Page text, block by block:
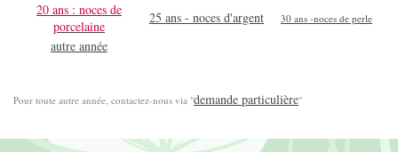
20 ans : noces de
porcelaine
25 ans - noces d'argent 30 ans -noces de perle
autre année
Pour toute autre année, contactez-nous via "demande particulière"